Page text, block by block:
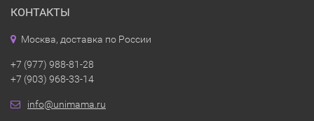
КОНТАКТЫ
Москва, доставка по России
+7 (977) 988-81-28
+7 (903) 968-33-14
info@unimama.ru